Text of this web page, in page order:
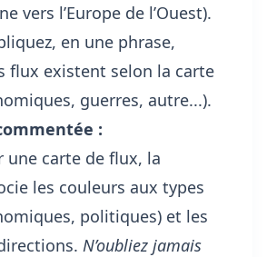
vers l’Europe de l’Ouest).
en une phrase,
flux existent selon la carte
guerres, autre...).
:
une carte de flux, la
les couleurs aux types
politiques) et les
N’oubliez jamais